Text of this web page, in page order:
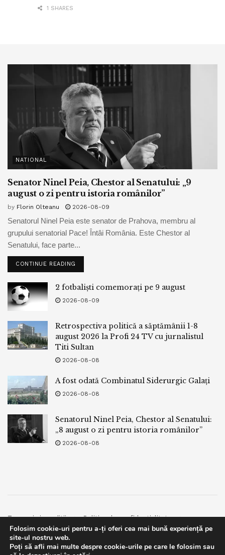
1 SHARES
NATIONAL
Senator Ninel Peia, Chestor al Senatului: „9
august o zi pentru istoria românilor”
by Florin Olteanu 2026-08-09
Senatorul Ninel Peia este senator de Prahova, membru al
grupului senatorial Pace! Întâi România. Este Chestor al
Senatului, face parte...
CONTINUE READING
2 fotbaliști comemorați pe 9 august
2026-08-09
Retrospectiva politică a săptămânii 1-8
august 2026 la Profi 24 TV cu jurnalistul
Titi Sultan
2026-08-08
A fost odată Combinatul Siderurgic Galați
2026-08-08
Senatorul Ninel Peia, Chestor al Senatului:
„8 august o zi pentru istoria românilor”
2026-08-08
Termeni si conditii
Politica de confidentialitate
Facebook
Contact
© 2019bpnews- Business & Politics Newsbpnews.
Folosim cookie-uri pentru a-ți oferi cea mai bună experiență pe
site-ul nostru web.
Poți să afli mai multe despre cookie-urile pe care le folosim sau